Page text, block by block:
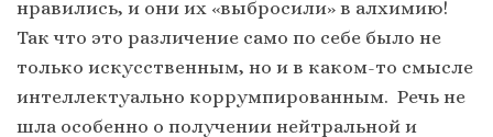
нравились, и они их «выбросили» в алхимию!
Так что это различение само по себе было не
только искусственным, но и в каком-то смысле
интеллектуально коррумпированным. Речь не
шла особенно о получении нейтральной и